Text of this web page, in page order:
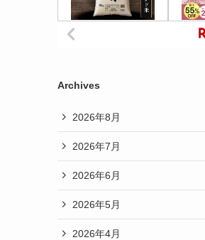
Archives
2026年8月
2026年7月
2026年6月
2026年5月
2026年4月